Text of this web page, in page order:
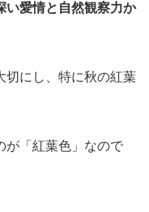
い愛情と自然観察力か
切にし、特に秋の紅葉
が「紅葉色」なので